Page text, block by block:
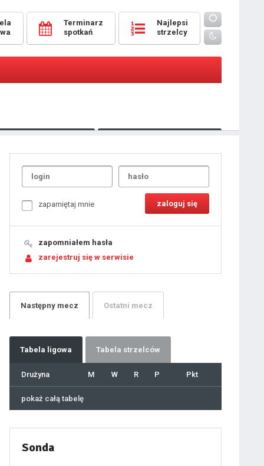
Terminarz
spotkań
Najlepsi
strzelcy
zapamiętaj mnie
zapomniałem hasła
zarejestruj się w serwisie
Następny mecz Ostatni mecz
Tabela ligowa Tabela strzelców
Drużyna M W R P Pkt
pokaż całą tabelę
Sonda